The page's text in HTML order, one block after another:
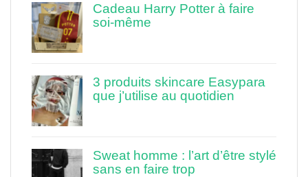
Cadeau Harry Potter à faire
soi-même
3 produits skincare Easypara
que j’utilise au quotidien
Sweat homme : l’art d’être stylé
sans en faire trop